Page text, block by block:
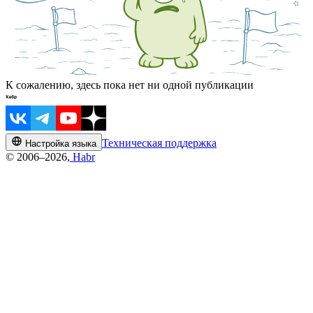
К сожалению, здесь пока нет ни одной публикации
Настройка языка Техническая поддержка
© 2006–2026, Habr